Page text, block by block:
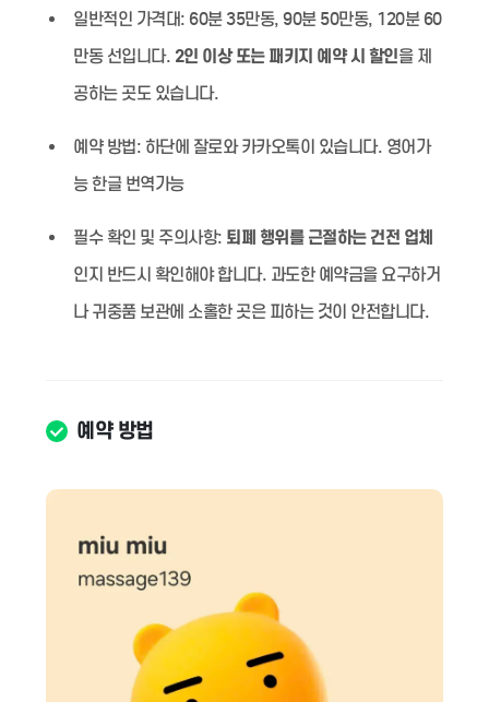
일반적인 가격대: 60분 35만동, 90분 50만동, 120분 60
만동 선입니다. 2인 이상 또는 패키지 예약 시 할인을 제
공하는 곳도 있습니다.
예약 방법: 하단에 잘로와 카카오톡이 있습니다. 영어가
능 한글 번역가능
필수 확인 및 주의사항: 퇴폐 행위를 근절하는 건전 업체
인지 반드시 확인해야 합니다. 과도한 예약금을 요구하거
나 귀중품 보관에 소홀한 곳은 피하는 것이 안전합니다.
예약 방법